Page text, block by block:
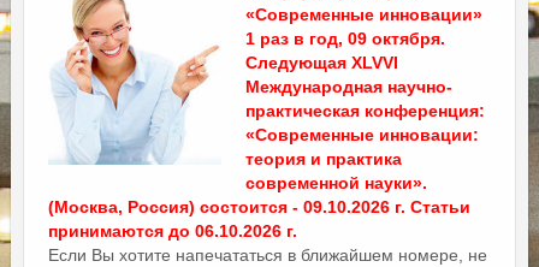
«Современные инновации»
1 раз в год, 09 октября.
Следующая XLVVI
Международная научно-
практическая конференция:
«Современные инновации:
теория и практика
современной науки».
(Москва, Россия) состоится - 09.10.2026 г. Статьи
принимаются до 06.10.2026 г.
Если Вы хотите напечататься в ближайшем номере, не